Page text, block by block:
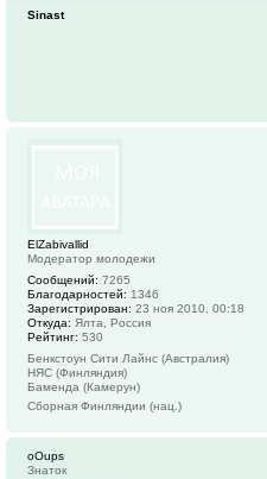
Sinast
ElZabivallid
Модератор молодежи
Сообщений: 7265
Благодарностей: 1346
Зарегистрирован: 23 ноя 2010, 00:18
Откуда: Ялта, Россия
Рейтинг: 530
Бенкстоун Сити Лайнс (Австралия)
НЯС (Финляндия)
Баменда (Камерун)
Сборная Финляндии (нац.)
oOups
Знаток